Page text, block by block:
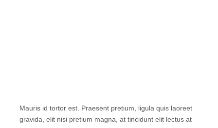
Mauris id tortor est. Praesent pretium, ligula quis laoreet
gravida, elit nisi pretium magna, at tincidunt elit lectus at